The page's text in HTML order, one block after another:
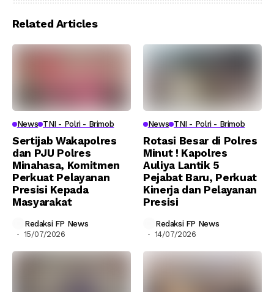
Related Articles
News TNI - Polri - Brimob
Sertijab Wakapolres
dan PJU Polres
Minahasa, Komitmen
Perkuat Pelayanan
Presisi Kepada
Masyarakat
Redaksi FP News
15/07/2026
News TNI - Polri - Brimob
Rotasi Besar di Polres
Minut ! Kapolres
Auliya Lantik 5
Pejabat Baru, Perkuat
Kinerja dan Pelayanan
Presisi
Redaksi FP News
14/07/2026